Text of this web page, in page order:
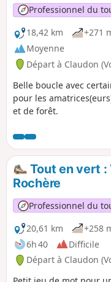
Bains, Contrexéville et
Professionnel du
18,42 km
+271
Moyenne
Départ à Claudon
Belle boucle avec
pour les
et de forêt.
Tout en vert :
Rochère
Professionnel du
20,61 km
+258
6h 40
Difficile
Départ à Claudon